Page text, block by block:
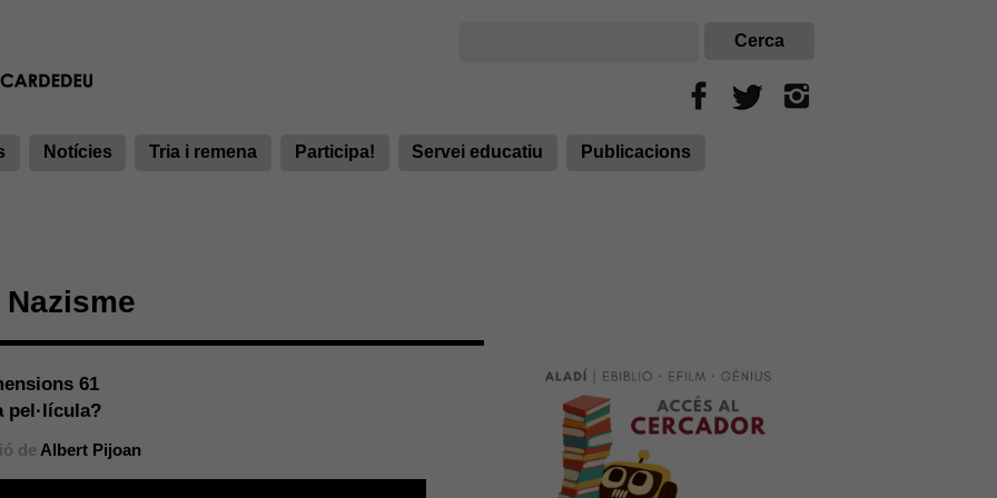
Notícies Tria i remena Participa! Servei educatiu Publicacions
Nazisme
61
pel·lícula?
deAlbert Pijoan